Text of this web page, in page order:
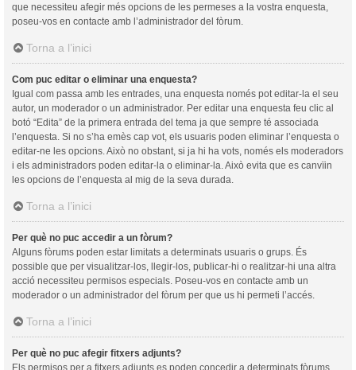
que necessiteu afegir més opcions de les permeses a la vostra enquesta,
poseu-vos en contacte amb l’administrador del fòrum.
Torna a l’inici
Com puc editar o eliminar una enquesta?
Igual com passa amb les entrades, una enquesta només pot editar-la el seu
autor, un moderador o un administrador. Per editar una enquesta feu clic al
botó “Edita” de la primera entrada del tema ja que sempre té associada
l’enquesta. Si no s’ha emès cap vot, els usuaris poden eliminar l’enquesta o
editar-ne les opcions. Això no obstant, si ja hi ha vots, només els moderadors
i els administradors poden editar-la o eliminar-la. Això evita que es canvïin
les opcions de l’enquesta al mig de la seva durada.
Torna a l’inici
Per què no puc accedir a un fòrum?
Alguns fòrums poden estar limitats a determinats usuaris o grups. És
possible que per visualitzar-los, llegir-los, publicar-hi o realitzar-hi una altra
acció necessiteu permisos especials. Poseu-vos en contacte amb un
moderador o un administrador del fòrum per que us hi permeti l’accés.
Torna a l’inici
Per què no puc afegir fitxers adjunts?
Els permisos per a fitxers adjunts es poden concedir a determinats fòrums,